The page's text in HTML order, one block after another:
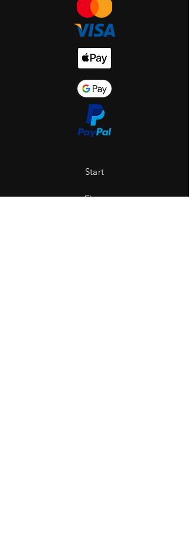
Start
Shop